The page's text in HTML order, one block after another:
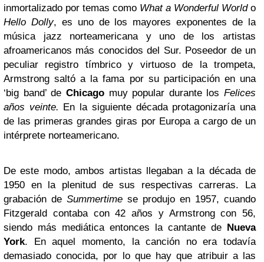
inmortalizado por temas como What a Wonderful World o
Hello Dolly, es uno de los mayores exponentes de la
música jazz norteamericana y uno de los artistas
afroamericanos más conocidos del Sur. Poseedor de un
peculiar registro tímbrico y virtuoso de la trompeta,
Armstrong saltó a la fama por su participación en una
‘big band’ de Chicagomuy popular durante los Felices
años veinte. En la siguiente década protagonizaría una
de las primeras grandes giras por Europa a cargo de un
intérprete norteamericano.
De este modo, ambos artistas llegaban a la década de
1950 en la plenitud de sus respectivas carreras. La
grabación de Summertime se produjo en 1957, cuando
Fitzgerald contaba con 42 años y Armstrong con 56,
siendo más mediática entonces la cantante de Nueva
York. En aquel momento, la canción no era todavía
demasiado conocida, por lo que hay que atribuir a las